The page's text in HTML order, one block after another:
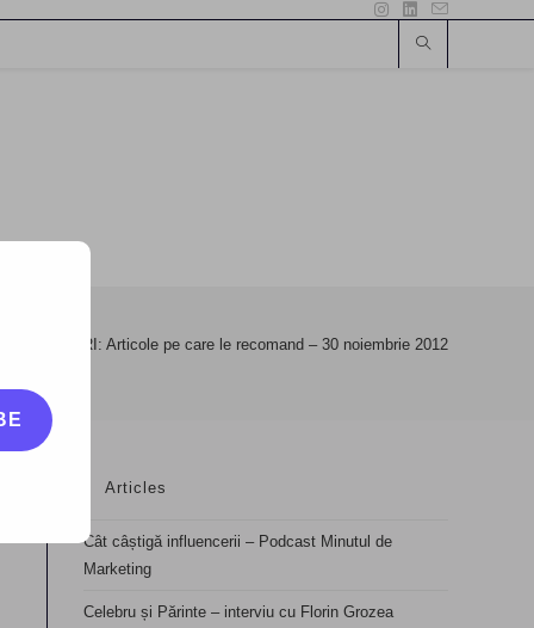
BLOGURI: Articole pe care le recomand – 30 noiembrie 2012
Articles
Cât câștigă influencerii – Podcast Minutul de
Marketing
Celebru și Părinte – interviu cu Florin Grozea